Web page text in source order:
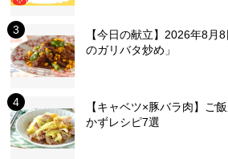
【今日の献立】2026年8月
のガリバタ炒め」
【キャベツ×豚バラ肉】ご
かずレシピ7選